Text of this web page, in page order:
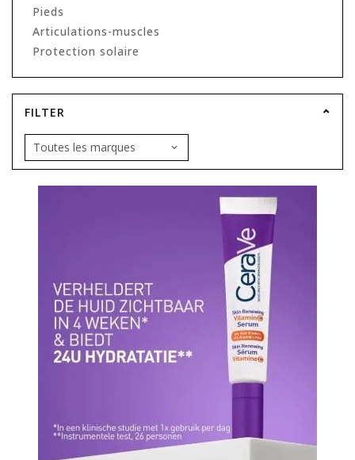
Pieds
Articulations-muscles
Protection solaire
FILTER